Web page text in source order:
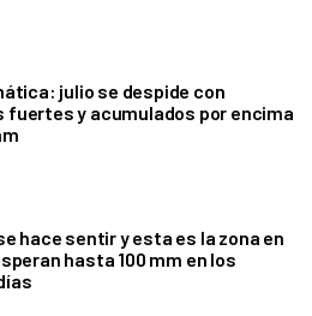
julio se despide con
fuertes y acumulados por encima
hace sentir y esta es la zona en
hasta 100 mm en los